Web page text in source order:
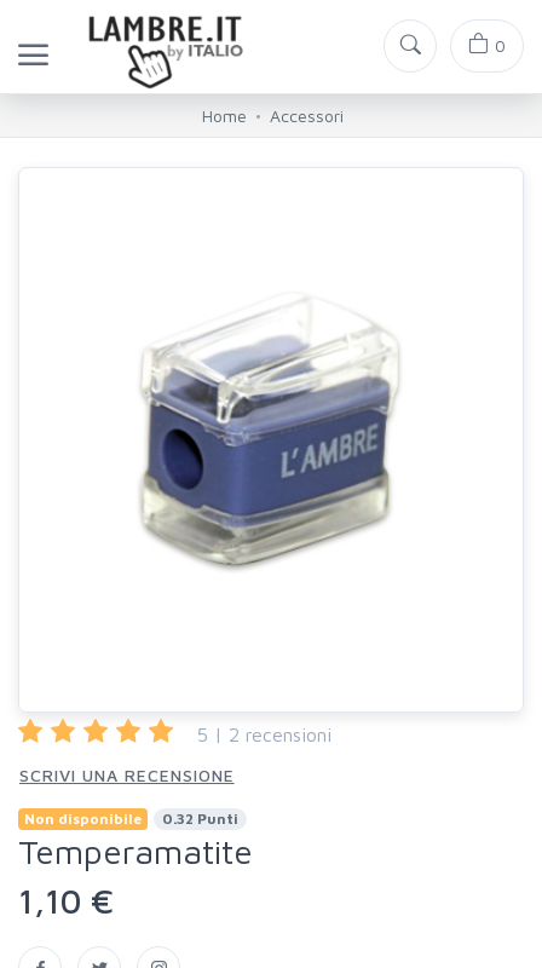
0
Home Accessori
5 | 2 recensioni
SCRIVI UNA RECENSIONE
Non disponibile 0.32 Punti
Temperamatite
1,10 €